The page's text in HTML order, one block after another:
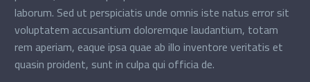
laborum. Sed ut perspiciatis unde omnis iste natus error sit
voluptatem accusantium doloremque laudantium, totam
rem aperiam, eaque ipsa quae ab illo inventore veritatis et
quasin proident, sunt in culpa qui officia de.